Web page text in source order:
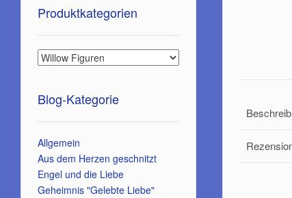
Produktkategorien
Blog-Kategorie
Allgemein
Aus dem Herzen geschnitzt
Engel und die Liebe
Geheimnis "Gelebte Liebe"